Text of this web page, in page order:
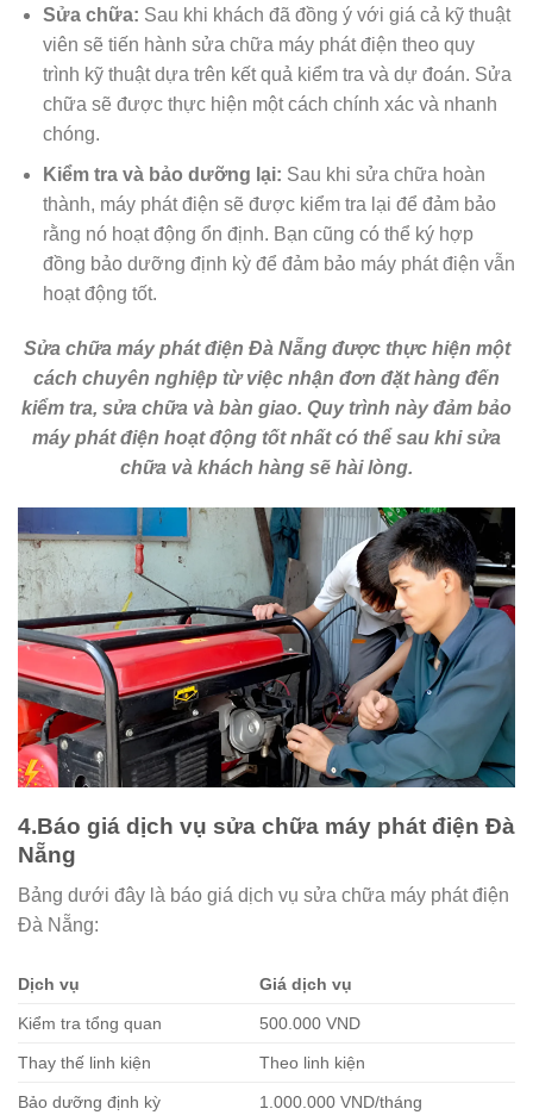
Sửa chữa: Sau khi khách đã đồng ý với giá cả kỹ thuật
viên sẽ tiến hành sửa chữa máy phát điện theo quy
trình kỹ thuật dựa trên kết quả kiểm tra và dự đoán. Sửa
chữa sẽ được thực hiện một cách chính xác và nhanh
chóng.
Kiểm tra và bảo dưỡng lại: Sau khi sửa chữa hoàn
thành, máy phát điện sẽ được kiểm tra lại để đảm bảo
rằng nó hoạt động ổn định. Bạn cũng có thể ký hợp
đồng bảo dưỡng định kỳ để đảm bảo máy phát điện vẫn
hoạt động tốt.
Sửa chữa máy phát điện Đà Nẵng được thực hiện một
cách chuyên nghiệp từ việc nhận đơn đặt hàng đến
kiểm tra, sửa chữa và bàn giao. Quy trình này đảm bảo
máy phát điện hoạt động tốt nhất có thể sau khi sửa
chữa và khách hàng sẽ hài lòng.
4.Báo giá dịch vụ sửa chữa máy phát điện Đà
Nẵng
Bảng dưới đây là báo giá dịch vụ sửa chữa máy phát điện
Đà Nẵng:
Dịch vụ Giá dịch vụ
Kiểm tra tổng quan 500.000 VND
Thay thế linh kiện Theo linh kiện
Bảo dưỡng định kỳ 1.000.000 VND/tháng